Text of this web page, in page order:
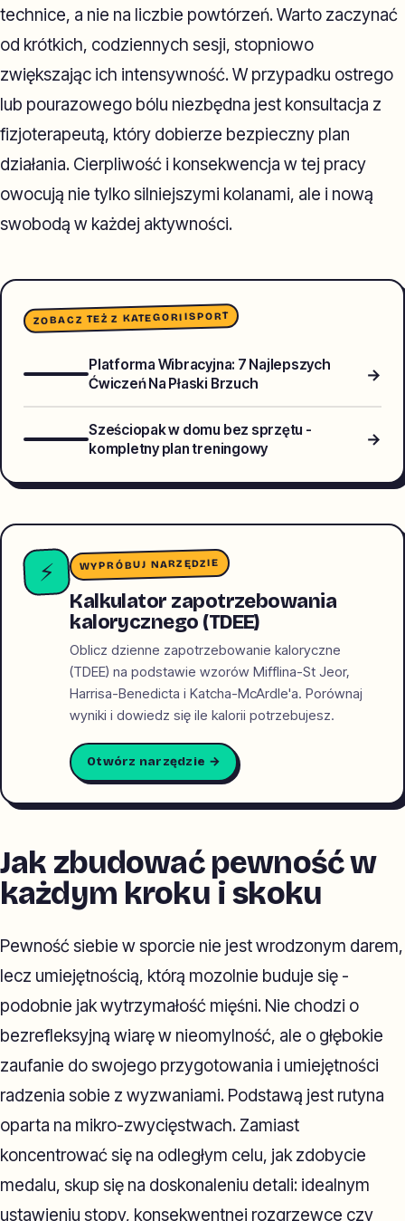
technice, a nie na liczbie powtórzeń. Warto zaczynać
od krótkich, codziennych sesji, stopniowo
zwiększając ich intensywność. W przypadku ostrego
lub pourazowego bólu niezbędna jest konsultacja z
fizjoterapeutą, który dobierze bezpieczny plan
działania. Cierpliwość i konsekwencja w tej pracy
owocują nie tylko silniejszymi kolanami, ale i nową
swobodą w każdej aktywności.
ZOBACZ TEŻ Z KATEGORIISPORT
Platforma Wibracyjna: 7 Najlepszych
Ćwiczeń Na Płaski Brzuch
→
Sześciopak w domu bez sprzętu -
kompletny plan treningowy
→
⚡ WYPRÓBUJ NARZĘDZIE
Kalkulator zapotrzebowania
kalorycznego (TDEE)
Oblicz dzienne zapotrzebowanie kaloryczne
(TDEE) na podstawie wzorów Mifflina-St Jeor,
Harrisa-Benedicta i Katcha-McArdle'a. Porównaj
wyniki i dowiedz się ile kalorii potrzebujesz.
Otwórz narzędzie →
Jak zbudować pewność w
każdym kroku i skoku
Pewność siebie w sporcie nie jest wrodzonym darem,
lecz umiejętnością, którą mozolnie buduje się -
podobnie jak wytrzymałość mięśni. Nie chodzi o
bezrefleksyjną wiarę w nieomylność, ale o głębokie
zaufanie do swojego przygotowania i umiejętności
radzenia sobie z wyzwaniami. Podstawą jest rutyna
oparta na mikro-zwycięstwach. Zamiast
koncentrować się na odległym celu, jak zdobycie
medalu, skup się na doskonaleniu detali: idealnym
ustawieniu stopy, konsekwentnej rozgrzewce czy